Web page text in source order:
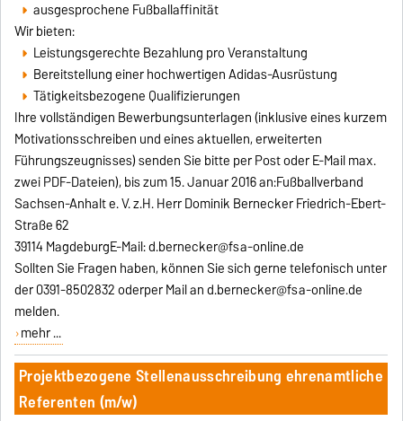
ausgesprochene Fußballaffinität
Wir bieten:
Leistungsgerechte Bezahlung pro Veranstaltung
Bereitstellung einer hochwertigen Adidas-Ausrüstung
Tätigkeitsbezogene Qualifizierungen
Ihre vollständigen Bewerbungsunterlagen (inklusive eines kurzem
Motivationsschreiben und eines aktuellen, erweiterten
Führungszeugnisses) senden Sie bitte per Post oder E-Mail max.
zwei PDF-Dateien), bis zum 15. Januar 2016 an:Fußballverband
Sachsen-Anhalt e. V. z.H. Herr Dominik Bernecker Friedrich-Ebert-
Straße 62
39114 MagdeburgE-Mail: d.bernecker@fsa-online.de
Sollten Sie Fragen haben, können Sie sich gerne telefonisch unter
der 0391-8502832 oderper Mail an d.bernecker@fsa-online.de
melden.
mehr ...
Projektbezogene Stellenausschreibung ehrenamtliche
Referenten (m/w)